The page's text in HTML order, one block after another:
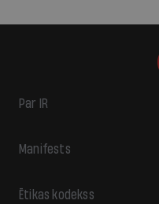
Par IR
Manifests
Ētikas kodekss